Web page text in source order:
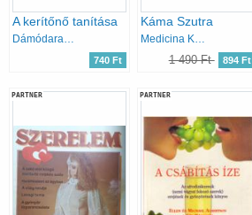
A kerítőnő tanítása
740 Ft
Káma Szutra
1 490 Ft 894 Ft
PARTNER PARTNER